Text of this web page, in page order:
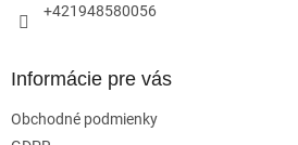
+421948580056
Informácie pre vás
Obchodné podmienky